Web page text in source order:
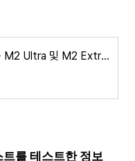
Apple Mac Pro 용 M2 Ultra 및 M2 Extreme 외 M2 Pro Mac Mini 개발 정보가 등장?
를 테스트한 정보